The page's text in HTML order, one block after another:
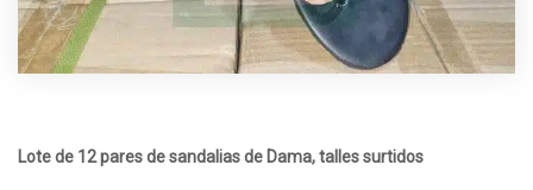
Lote de 12 pares de sandalias de Dama, talles surtidos